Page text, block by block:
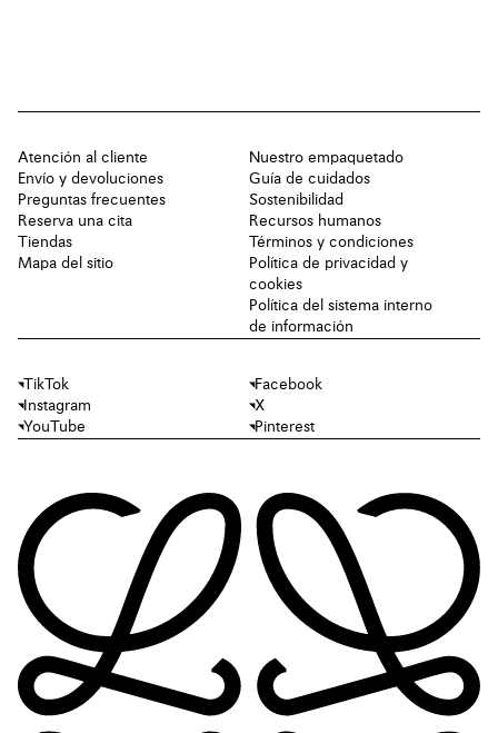
Atención al cliente
Envío y devoluciones
Preguntas frecuentes
Reserva una cita
Tiendas
Mapa del sitio
Nuestro empaquetado
Guía de cuidados
Sostenibilidad
Recursos humanos
Términos y condiciones
Política de privacidad y
cookies
Política del sistema interno
de información
TikTok
Facebook
Instagram
X
YouTube
Pinterest